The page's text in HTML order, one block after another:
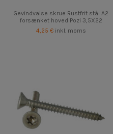
Gevindvalse skrue Rustfrit stål A2
forsænket hoved Pozi 3,5X22
4,25 € inkl. moms